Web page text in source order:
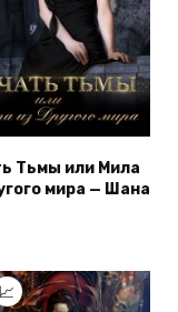
Тьмы или Мила
мира — Шана